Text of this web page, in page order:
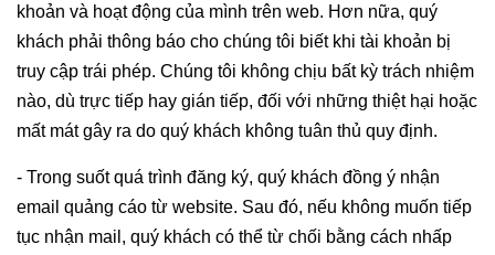
khoản và hoạt động của mình trên web. Hơn nữa, quý
khách phải thông báo cho chúng tôi biết khi tài khoản bị
truy cập trái phép. Chúng tôi không chịu bất kỳ trách nhiệm
nào, dù trực tiếp hay gián tiếp, đối với những thiệt hại hoặc
mất mát gây ra do quý khách không tuân thủ quy định.
- Trong suốt quá trình đăng ký, quý khách đồng ý nhận
email quảng cáo từ website. Sau đó, nếu không muốn tiếp
tục nhận mail, quý khách có thể từ chối bằng cách nhấp